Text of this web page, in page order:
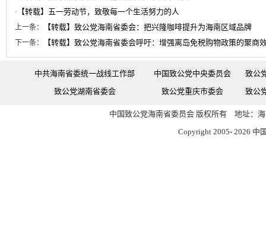
· 【转载】五一劳动节，致敬每一个生活努力的人
上一条： 【转载】致公党海南省委会：把兴隆咖啡提升为海南区域品牌
下一条： 【转载】致公党海南省委会呼吁：增强离岛免税购物政策的聚商
中共海南省委统一战线工作部 中国致公党中央委员会
致公
致公党湖南省委会
致公党重庆市委会 致公
中国致公党海南省委员会 版权所有 地址：
Copyright 2005- 2026 中